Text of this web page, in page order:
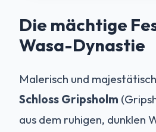
Die mächtige
Wasa-Dynastie
Malerisch und
Schloss Gripsholm
aus dem ruhigen, dunklen